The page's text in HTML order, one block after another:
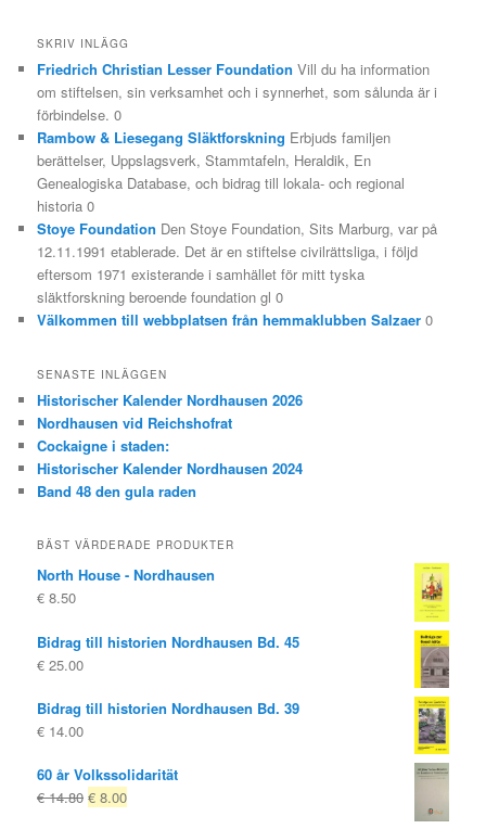
SKRIV INLÄGG
Friedrich Christian Lesser Foundation Vill du ha information
om stiftelsen, sin verksamhet och i synnerhet, som sålunda är i
förbindelse. 0
Rambow & Liesegang Släktforskning Erbjuds familjen
berättelser, Uppslagsverk, Stammtafeln, Heraldik, En
Genealogiska Database, och bidrag till lokala- och regional
historia 0
Stoye Foundation Den Stoye Foundation, Sits Marburg, var på
12.11.1991 etablerade. Det är en stiftelse civilrättsliga, i följd
eftersom 1971 existerande i samhället för mitt tyska
släktforskning beroende foundation gl 0
Välkommen till webbplatsen från hemmaklubben Salzaer 0
SENASTE INLÄGGEN
Historischer Kalender Nordhausen 2026
Nordhausen vid Reichshofrat
Cockaigne i staden:
Historischer Kalender Nordhausen 2024
Band 48 den gula raden
BÄST VÄRDERADE PRODUKTER
North House - Nordhausen
€ 8.50
Bidrag till historien Nordhausen Bd. 45
€ 25.00
Bidrag till historien Nordhausen Bd. 39
€ 14.00
60 år Volkssolidarität
€14.80 Ursprungligt
€ 8.00Nuvarande